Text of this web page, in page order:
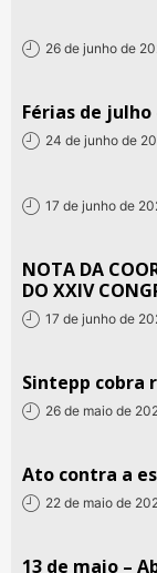
26 de junho de
Férias de
24 de junho de
17 de junho de
NOTA DA
DO XXIV
17 de junho de
Sintepp cobra
26 de maio de
Ato contra a
22 de maio de
13 de maio –